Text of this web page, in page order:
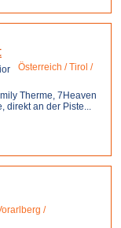
Österreich / Tirol /
Therme, 7Heaven
direkt an der Piste...
/